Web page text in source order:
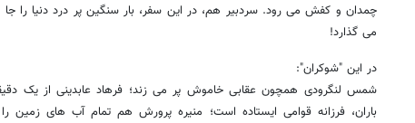
چمدان و کفش می رود. سردبیر هم، در این سفر، بار سنگین پر درد دنیا را
می گذارد!
در این "شوکران":
شمس لنگرودی همچون عقابی خاموش پر می زند؛ فرهاد عابدینی از یک
باران، فرزانه قوامی ایستاده است؛ منیره پرورش هم تمام آب های